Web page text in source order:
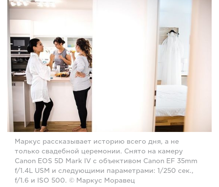
Маркус рассказывает историю всего дня, а не
только свадебной церемонии. Снято на камеру
Canon EOS 5D Mark IV с объективом Canon EF 35mm
f/1.4L USM и следующими параметрами: 1/250 сек.,
f/1.6 и ISO 500. © Маркус Моравец